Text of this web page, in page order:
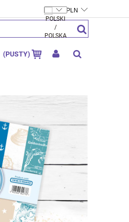
ZALOGUJ SIĘ
(PUSTY)